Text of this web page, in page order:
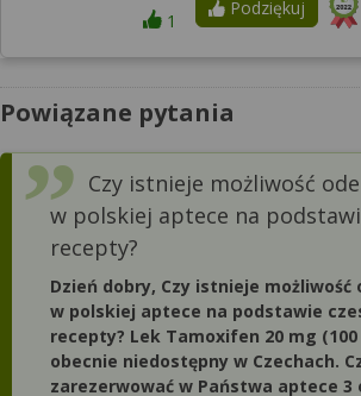
Podziękuj
1
Powiązane pytania
Czy istnieje możliwość
w polskiej aptece na
recepty?
Dzień dobry, Czy istnieje możliwość
w polskiej aptece na podstawie
recepty? Lek Tamoxifen 20 mg
obecnie niedostępny w Czechach.
zarezerwować w Państwa aptece 3